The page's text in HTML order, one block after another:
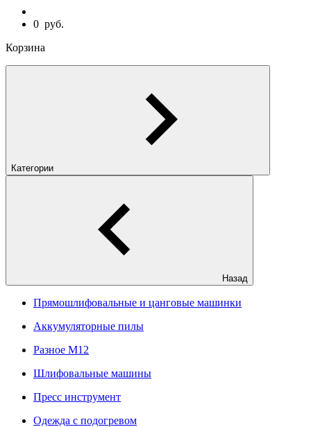
0 руб.
Корзина
Категории
Назад
Прямошлифовальные и цанговые машинки
Аккумуляторные пилы
Разное M12
Шлифовальные машины
Пресс инструмент
Одежда с подогревом